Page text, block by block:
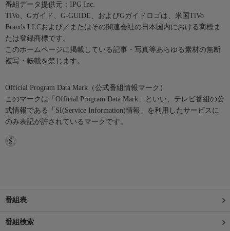
番組データ提供元：IPG Inc.
TiVo、Gガイド、G-GUIDE、およびGガイドロゴは、米国TiVo
Brands LLCおよび／またはその関連会社の日本国内における商標ま
たは登録商標です。
このホームページに掲載している記事・写真等あらゆる素材の無断
複写・転載を禁じます。
Official Program Data Mark（公式番組情報マーク）
このマークは「Official Program Data Mark」といい、テレビ番組の公
式情報である「SI(Service Information)情報」を利用したサービスに
のみ表記が許されているマークです。
番組表
番組検索